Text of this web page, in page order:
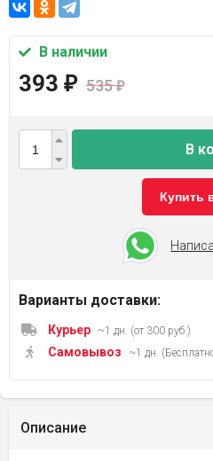
В наличии
393 ₽ 535₽
В
Купить
Варианты доставки:
Курьер ~1 дн. (от 300 руб.)
Самовывоз ~1 дн.
Описание